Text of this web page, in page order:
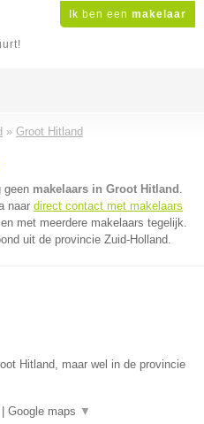
Ik ben een makelaar
» Groot Hitland
geen makelaars in Groot Hitland .
naar direct contact met makelaars
met meerdere makelaars tegelijk.
uit de provincie Zuid-Holland.
Hitland, maar wel in de provincie
Google maps ▼